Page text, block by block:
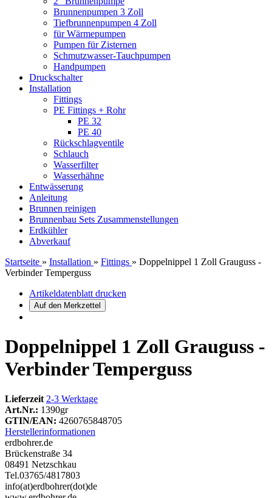
Brunnenpumpen 3 Zoll
Tiefbrunnenpumpen 4 Zoll
für Wärmepumpen
Pumpen für Zisternen
Schmutzwasser-Tauchpumpen
Handpumpen
Druckschalter
Installation
Fittings
PE Fittings + Rohr
PE 32
PE 40
Rückschlagventile
Schlauch
Wasserfilter
Wasserhähne
Entwässerung
Anleitung
Brunnen reinigen
Brunnenbau Sets Zusammenstellungen
Erdkühler
Abverkauf
Startseite » Installation » Fittings » Doppelnippel 1 Zoll Grauguss -
Verbinder Temperguss
Artikeldatenblatt drucken
Doppelnippel 1 Zoll Grauguss -
Verbinder Temperguss
Lieferzeit 2-3 Werktage
Art.Nr.: 1390gr
GTIN/EAN: 4260765848705
Herstellerinformationen
erdbohrer.de
Brückenstraße 34
08491 Netzschkau
Tel.03765/4817803
info(at)erdbohrer(dot)de